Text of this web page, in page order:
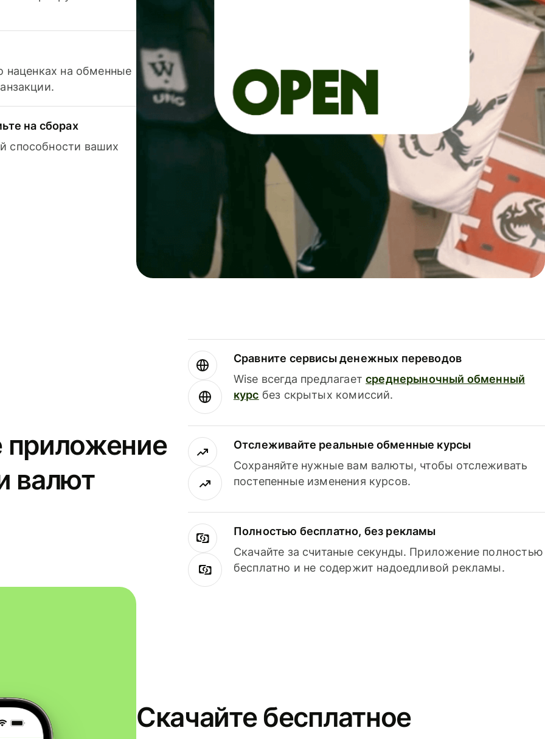
наценках на обменные
на сборах
способности ваших
приложение
валют
Сравните сервисы денежных переводов
Wise всегда предлагаетсреднерыночный обменный
курс без скрытых комиссий.
Отслеживайте реальные обменные курсы
Сохраняйте нужные вам валюты, чтобы отслеживать
постепенные изменения курсов.
Полностью бесплатно, без рекламы
Скачайте за считаные секунды. Приложение полностью
бесплатно и не содержит надоедливой рекламы.
Скачайте бесплатное